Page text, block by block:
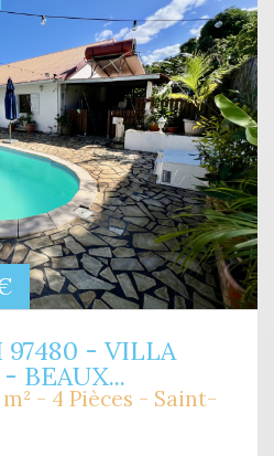
97480 - VILLA
BEAUX...
- 4 Pièces - Saint-